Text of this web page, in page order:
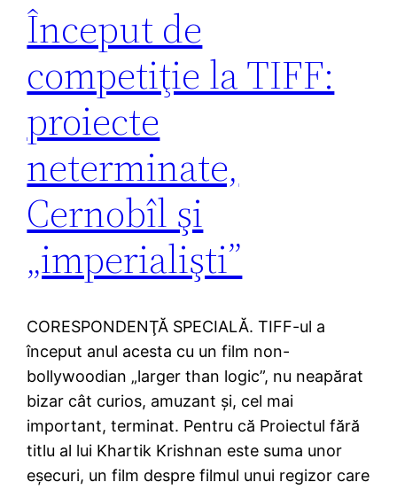
Început de
competiţie la TIFF:
proiecte
neterminate,
Cernobîl şi
„imperialişti”
CORESPONDENŢĂ SPECIALĂ. TIFF-ul a
început anul acesta cu un film non-
bollywoodian „larger than logic”, nu neapărat
bizar cât curios, amuzant şi, cel mai
important, terminat. Pentru că Proiectul fără
titlu al lui Khartik Krishnan este suma unor
eşecuri, un film despre filmul unui regizor care